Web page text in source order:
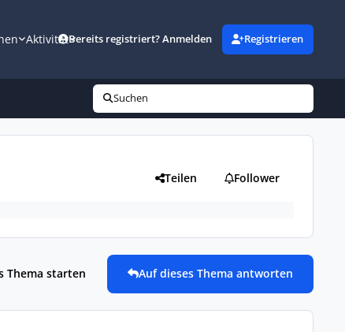
AktivitätBereits registriert? Anmelden Registrieren
Suchen
Teilen Follower
Thema starten Auf dieses Thema antworten